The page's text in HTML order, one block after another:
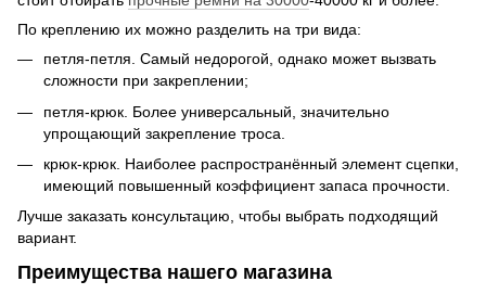
По креплению их можно разделить на три вида:
петля-петля. Самый недорогой, однако может вызвать
сложности при закреплении;
петля-крюк. Более универсальный, значительно
упрощающий закрепление троса.
крюк-крюк. Наиболее распространённый элемент сцепки,
имеющий повышенный коэффициент запаса прочности.
Лучше заказать консультацию, чтобы выбрать подходящий
вариант.
Преимущества нашего магазина